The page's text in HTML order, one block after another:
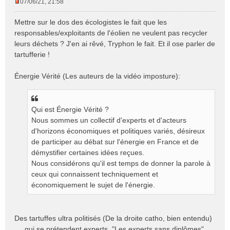
s
s
a
g
07/06/21, 21:58
Mettre sur le dos des écologistes le fait que les
responsables/exploitants de l'éolien ne veulent pas recycler
leurs déchets ? J'en ai rêvé, Tryphon le fait. Et il ose parler de
tartufferie !
Énergie Vérité (Les auteurs de la vidéo imposture):
Qui est Énergie Vérité ?
Nous sommes un collectif d'experts et d'acteurs
d'horizons économiques et politiques variés, désireux
de participer au débat sur l'énergie en France et de
démystifier certaines idées reçues.
Nous considérons qu'il est temps de donner la parole à
ceux qui connaissent techniquement et
économiquement le sujet de l'énergie.
Des tartuffes ultra politisés (De la droite catho, bien entendu)